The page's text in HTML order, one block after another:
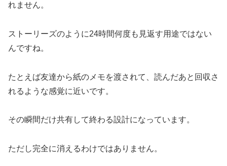
れません。
ストーリーズのように24時間何度も見返す用途ではない
んですね。
たとえば友達から紙のメモを渡されて、読んだあと回収さ
れるような感覚に近いです。
その瞬間だけ共有して終わる設計になっています。
ただし完全に消えるわけではありません。